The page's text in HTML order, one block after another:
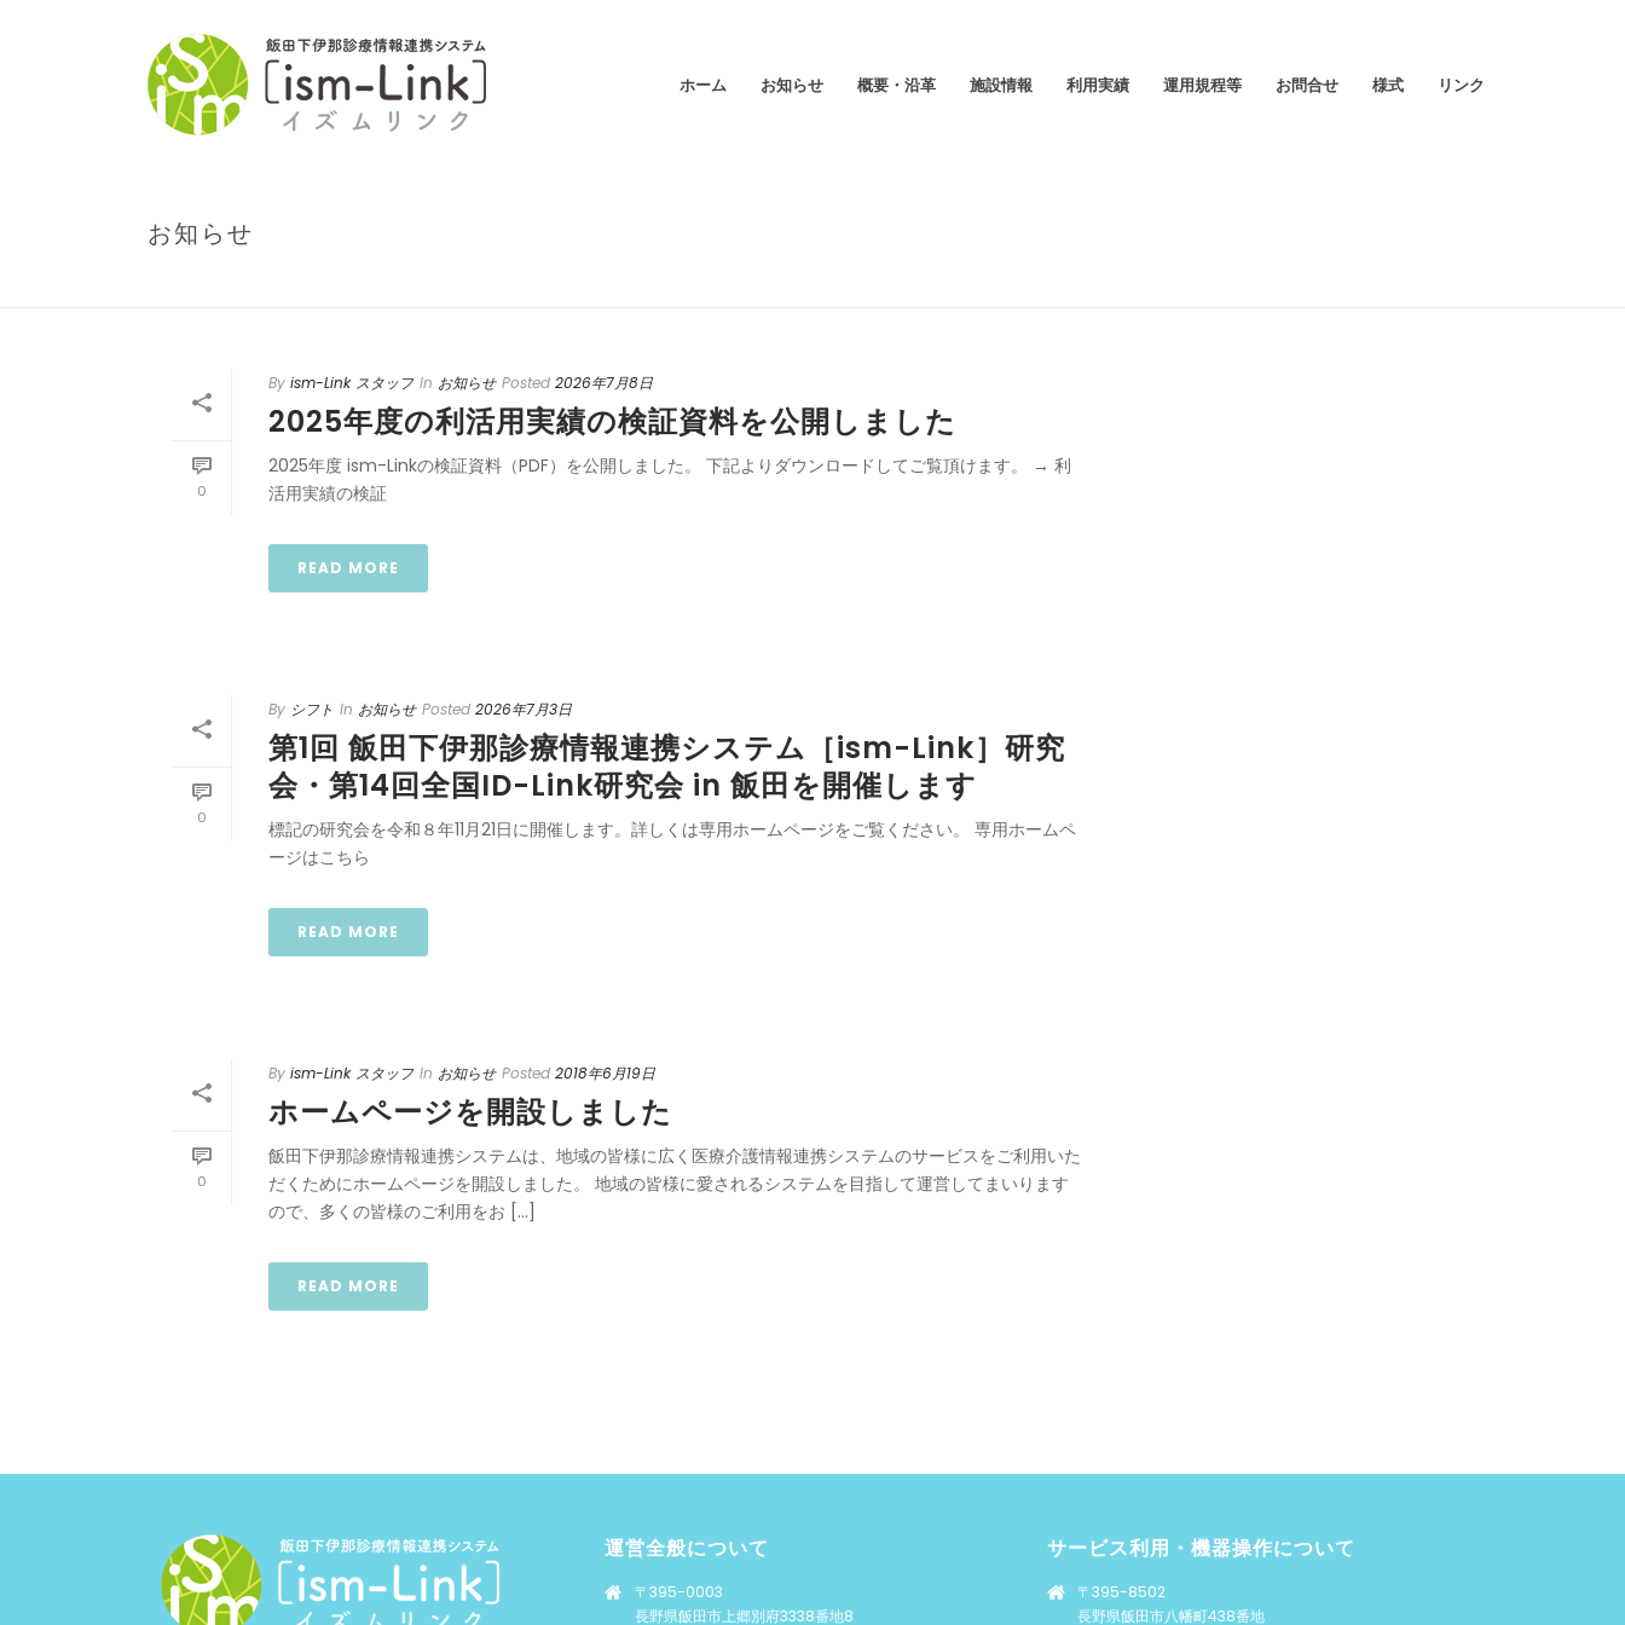
ホーム お知らせ 概要・沿革 施設情報 利用実績 運用規程等 お問合せ 様式 リンク
お知らせ
0
By ism-Link スタッフ In お知らせ Posted 2026年7月8日
2025年度の利活用実績の検証資料を公開しました
2025年度 ism-Linkの検証資料（PDF）を公開しました。 下記よりダウンロードしてご覧頂けます。 → 利
活用実績の検証
READ MORE
0
By シフト In お知らせ Posted 2026年7月3日
第1回 飯田下伊那診療情報連携システム［ism-Link］研究
会・第14回全国ID-Link研究会 in 飯田を開催します
標記の研究会を令和８年11月21日に開催します。詳しくは専用ホームページをご覧ください。 専用ホームペ
ージはこちら
READ MORE
0
By ism-Link スタッフ In お知らせ Posted 2018年6月19日
ホームページを開設しました
飯田下伊那診療情報連携システムは、地域の皆様に広く医療介護情報連携システムのサービスをご利用いた
だくためにホームページを開設しました。 地域の皆様に愛されるシステムを目指して運営してまいります
ので、多くの皆様のご利用をお […]
READ MORE
運営全般について
〒395-0003
長野県飯田市上郷別府3338番地8
サービス利用・機器操作について
〒395-8502
長野県飯田市八幡町438番地